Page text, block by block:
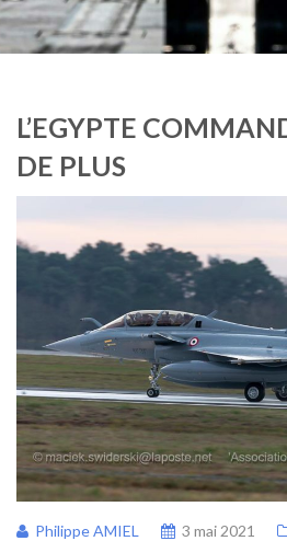
L’EGYPTE
DE PLUS
Philippe AMIEL 3 mai 2021